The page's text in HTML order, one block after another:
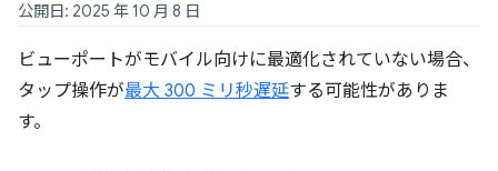
公開日: 2025 年 10 月 8 日
ビューポートがモバイル向けに最適化されていない場合、
タップ操作が最大 300 ミリ秒遅延する可能性がありま
す。